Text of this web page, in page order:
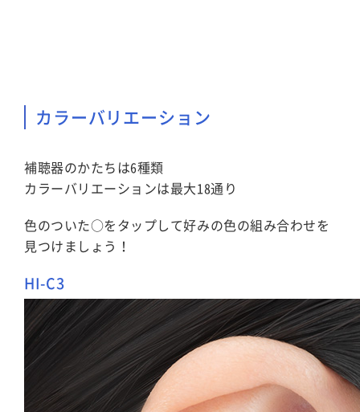
カラーバリエーション
補聴器のかたちは6種類
カラーバリエーションは最大18通り
色のついた○をタップして好みの色の組み合わせを
見つけましょう！
HI-C3